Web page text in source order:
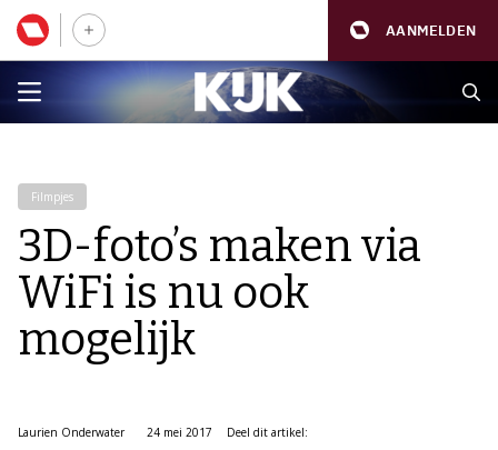
AANMELDEN
Filmpjes
3D-foto’s maken via
WiFi is nu ook
mogelijk
Laurien Onderwater
24 mei 2017
Deel dit artikel: